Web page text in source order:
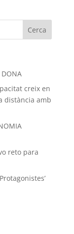
DONA
creix en
distància amb
reto para